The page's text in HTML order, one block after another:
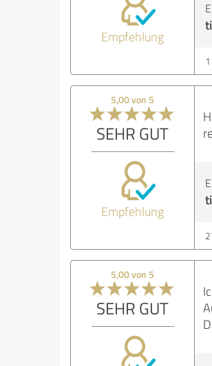
Empfehlung
5,00 von 5
SEHR GUT
Empfehlung
5,00 von 5
SEHR GUT